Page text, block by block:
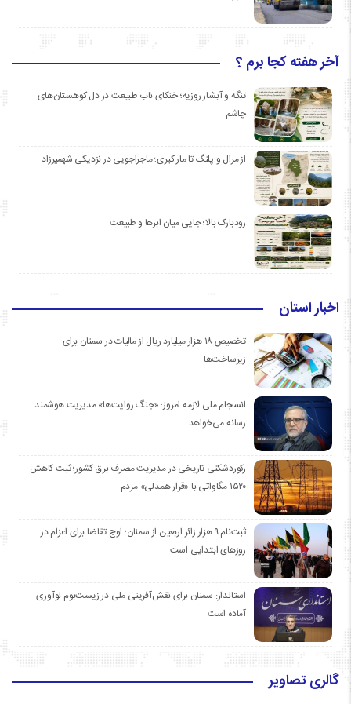
آخر هفته کجا برم ؟
تنگه و آبشار روزیه؛ خنکای ناب طبیعت در دل کوهستان‌های
چاشم
از مرال و پلنگ تا مار کبری؛ ماجراجویی در نزدیکی شهمیرزاد
رودبارک بالا؛ جایی میان ابرها و طبیعت
اخبار استان
تخصیص ۱۸ هزار میلیارد ریال از مالیات در سمنان برای
زیرساخت‌ها
انسجام ملی لازمه امروز؛ «جنگ روایت‌ها» مدیریت هوشمند
رسانه می‌خواهد
رکوردشکنی تاریخی در مدیریت مصرف برق کشور؛ ثبت کاهش
۱۵۲۰ مگاواتی با «قرار همدلی» مردم
ثبت‌نام ۹ هزار زائر اربعین از سمنان؛ اوج تقاضا برای اعزام در
روزهای ابتدایی است
استاندار: سمنان برای نقش‌آفرینی ملی در زیست‌بوم نوآوری
آماده است
گالری تصاویر